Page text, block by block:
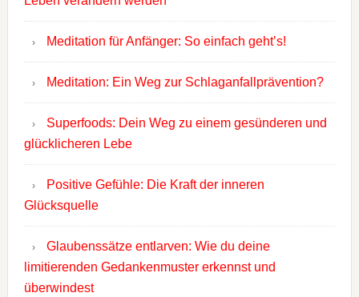
Meditation für Anfänger: So einfach geht’s!
Meditation: Ein Weg zur Schlaganfallprävention?
Superfoods: Dein Weg zu einem gesünderen und
glücklicheren Lebe
Positive Gefühle: Die Kraft der inneren
Glücksquelle
Glaubenssätze entlarven: Wie du deine
limitierenden Gedankenmuster erkennst und
überwindest